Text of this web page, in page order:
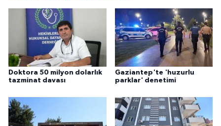
Doktora 50 milyon dolarlık
tazminat davası
Gaziantep'te 'huzurlu
parklar' denetimi